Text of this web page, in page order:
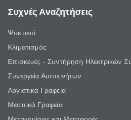
Συχνές Αναζητήσεις
Ψυκτικοί
Κλιματισμός
Επισκευές - Συντήρηση Ηλεκτρικών
Συνεργεία Αυτοκινήτων
Λογιστικά Γραφεία
Μεσιτικά Γραφεία